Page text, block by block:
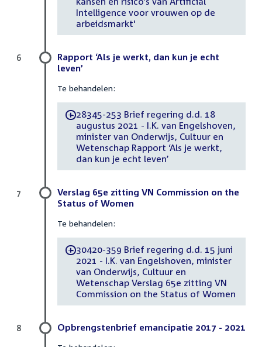
Intelligence voor vrouwen op de
arbeidsmarkt'
Rapport ‘Als je werkt, dan kun je echt
leven’
Te behandelen:
-28345-253 Brief regering d.d. 18
augustus 2021 - I.K. van Engelshoven,
minister van Onderwijs, Cultuur en
Wetenschap Rapport ‘Als je werkt,
dan kun je echt leven’
6
Verslag 65e zitting VN Commission on the
Status of Women
Te behandelen:
-30420-359 Brief regering d.d. 15 juni
2021 - I.K. van Engelshoven, minister
van Onderwijs, Cultuur en
Wetenschap Verslag 65e zitting VN
Commission on the Status of Women
7
Opbrengstenbrief emancipatie 2017 - 2021
8